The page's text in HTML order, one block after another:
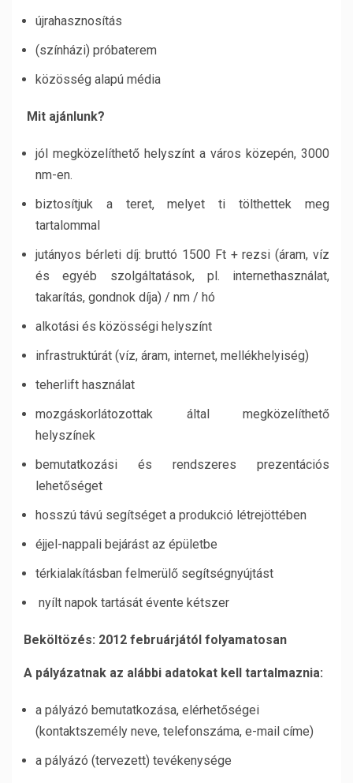
újrahasznosítás
(színházi) próbaterem
közösség alapú média
Mit ajánlunk?
jól megközelíthető helyszínt a város közepén, 3000
nm-en.
biztosítjuk a teret, melyet ti tölthettek meg
tartalommal
jutányos bérleti díj: bruttó 1500 Ft + rezsi (áram, víz
és egyéb szolgáltatások, pl. internethasználat,
takarítás, gondnok díja) / nm / hó
alkotási és közösségi helyszínt
infrastruktúrát (víz, áram, internet, mellékhelyiség)
teherlift használat
mozgáskorlátozottak által megközelíthető
helyszínek
bemutatkozási és rendszeres prezentációs
lehetőséget
hosszú távú segítséget a produkció létrejöttében
éjjel-nappali bejárást az épületbe
térkialakításban felmerülő segítségnyújtást
nyílt napok tartását évente kétszer
Beköltözés: 2012 februárjától folyamatosan
A pályázatnak az alábbi adatokat kell tartalmaznia:
a pályázó bemutatkozása, elérhetőségei
(kontaktszemély neve, telefonszáma, e-mail címe)
a pályázó (tervezett) tevékenysége